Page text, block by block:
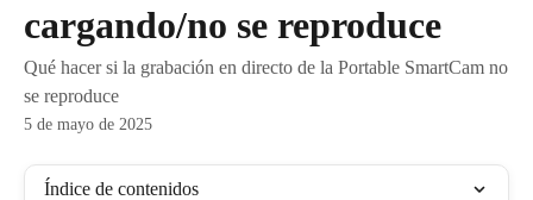
cargando/no se reproduce
Qué hacer si la grabación en directo de la Portable SmartCam no
se reproduce
5 de mayo de 2025
Índice de contenidos